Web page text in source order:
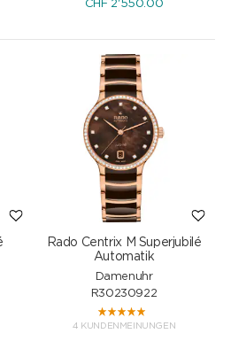
CHF2'550.00
Rado Centrix M Superjubilé
Automatik
Damenuhr
R30230922
4 KUNDENMEINUNGEN